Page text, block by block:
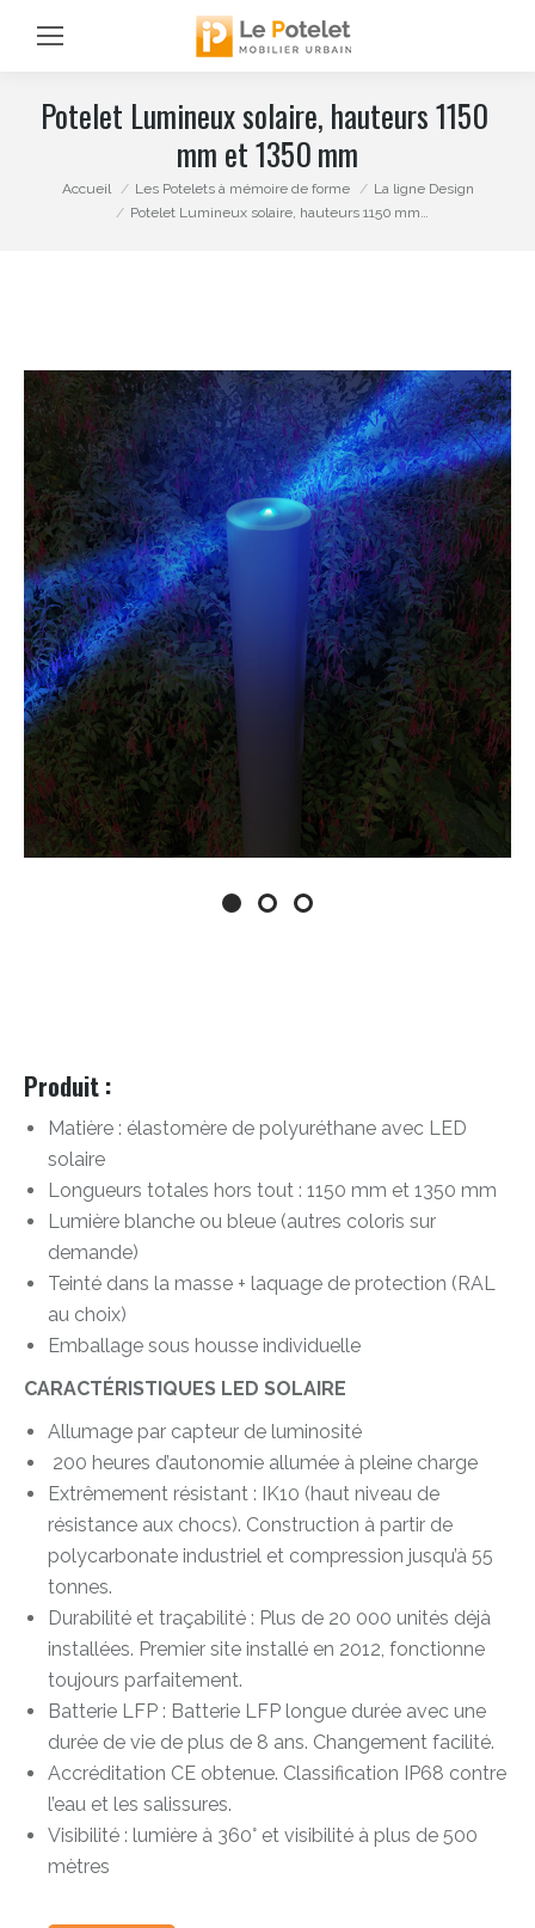
Potelet Lumineux solaire, hauteurs 1150
mm et 1350 mm
Vous êtes ici :
Accueil Les Potelets à mémoire de forme
La ligne Design
Potelet Lumineux solaire, hauteurs 1150 mm…
Produit :
Matière : élastomère de polyuréthane avec LED
solaire
Longueurs totales hors tout : 1150 mm et 1350 mm
Lumière blanche ou bleue (autres coloris sur
demande)
Teinté dans la masse + laquage de protection (RAL
au choix)
Emballage sous housse individuelle
CARACTÉRISTIQUES LED SOLAIRE
Allumage par capteur de luminosité
200 heures d’autonomie allumée à pleine charge
Extrêmement résistant : IK10 (haut niveau de
résistance aux chocs). Construction à partir de
polycarbonate industriel et compression jusqu’à 55
tonnes.
Durabilité et traçabilité : Plus de 20 000 unités déjà
installées. Premier site installé en 2012, fonctionne
toujours parfaitement.
Batterie LFP : Batterie LFP longue durée avec une
durée de vie de plus de 8 ans. Changement facilité.
Accréditation CE obtenue. Classification IP68 contre
l’eau et les salissures.
Visibilité : lumière à 360° et visibilité à plus de 500
mètres